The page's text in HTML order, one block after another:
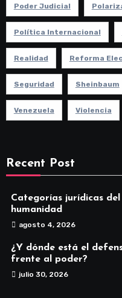
Poder Judicial
Política Internacional
Realidad Reforma
Seguridad Sheinbaum
Venezuela Violencia
Recent Post
Categorías jurídicas
humanidad
agosto 4, 2026
¿Y dónde está el
frente al poder?
julio 30, 2026